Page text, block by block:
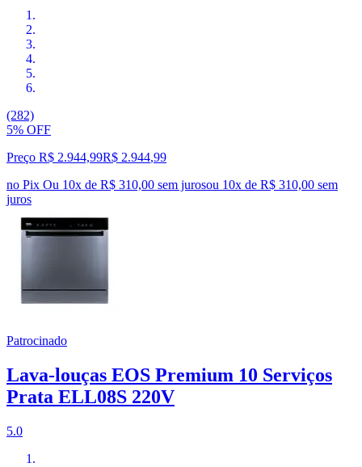
(282)
5% OFF
Preço R$ 2.944,99R$ 2.944,99
no Pix Ou 10x de R$ 310,00 sem jurosou 10x de R$ 310,00 sem
juros
Patrocinado
Lava-louças EOS Premium 10 Serviços
Prata ELL08S 220V
5.0